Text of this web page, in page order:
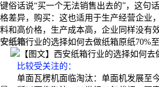
键俗话说“买一个无法销售出去的”，这句
格差异，购买：这也适用于生产经营企业
料和高价格，生产成本高，企业同样没有
安纸箱行业的选择如何去做纸箱原纸70%至
比较受关注的 ：
单面瓦楞机面临淘汰：单面机发展至